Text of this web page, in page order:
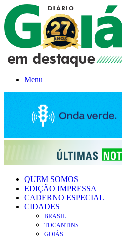
Menu
QUEM SOMOS
EDIÇÃO IMPRESSA
CADERNO ESPECIAL
CIDADES
BRASIL
TOCANTINS
GOIÁS